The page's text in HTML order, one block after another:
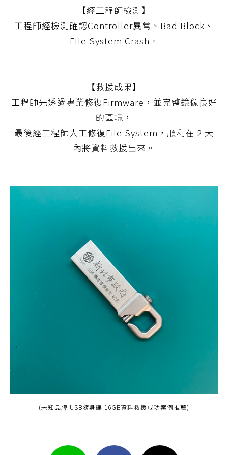
【經工程師檢測】
工程師經檢測確認Controller異常、Bad Block、
FIle System Crash。
【救援成果】
工程師先透過專業修復Firmware，並完整鏡像良好
的區塊，
最後經工程師人工修復File System，順利在 2 天
內將資料救援出來。
(未知品牌 USB隨身碟 16GB資料救援成功案例推薦)